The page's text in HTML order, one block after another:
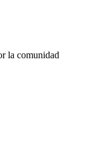
la comunidad